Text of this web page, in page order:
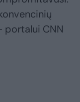
portalui CNN